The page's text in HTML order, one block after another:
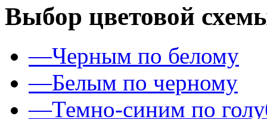
Выбор цветовой
—Черным по белому
—Белым по черному
—Темно-синим по